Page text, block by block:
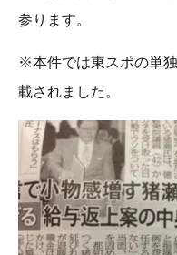
参ります。
※本件では東スポの単
載されました。